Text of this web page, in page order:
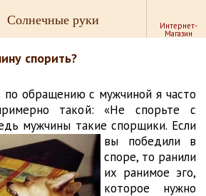
Солнечные руки Интернет-
Магазин
спорить?
по обращению с мужчиной я часто
такой: «Не спорьте с
мужчины такиеспорщики. Если
вы победили в
споре, то ранили
их ранимое эго,
которое нужно